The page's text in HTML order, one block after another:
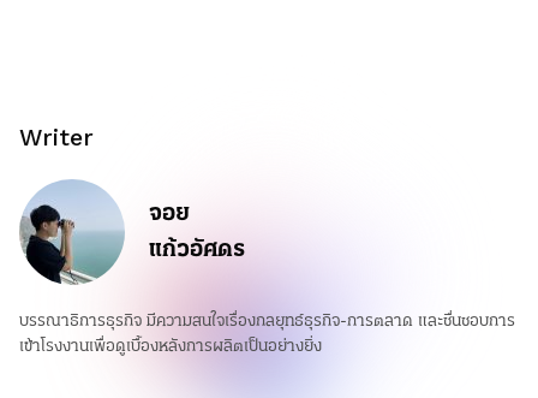
Writer
จอย
แก้วอัศดร
บรรณาธิการธุรกิจ มีความสนใจเรื่องกลยุทธ์ธุรกิจ-การตลาด และชื่นชอบการ
เข้าโรงงานเพื่อดูเบื้องหลังการผลิตเป็นอย่างยิ่ง